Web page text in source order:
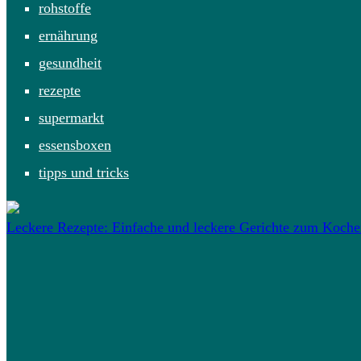
rohstoffe
ernährung
gesundheit
rezepte
supermarkt
essensboxen
tipps und tricks
Leckere Rezepte: Einfache und leckere Gerichte zum